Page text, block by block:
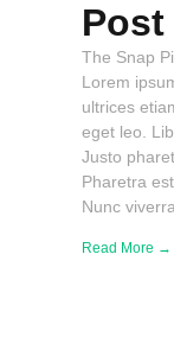
Post
The Snap
Lorem
ultrices
eget leo.
Justo
Pharetra
Nunc
Read More →